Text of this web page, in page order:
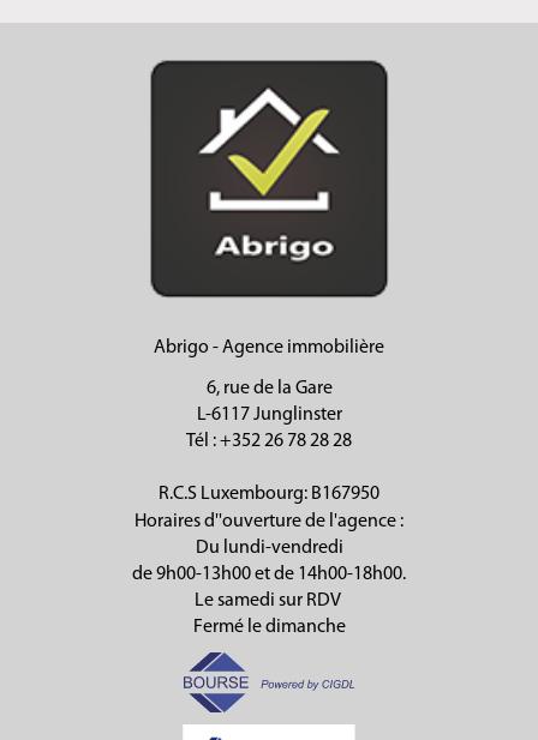
Abrigo - Agence immobilière
6, rue de la Gare
L-6117 Junglinster
Tél : +352 26 78 28 28
R.C.S Luxembourg: B167950
Horaires d''ouverture de l'agence :
Du lundi-vendredi
de 9h00-13h00 et de 14h00-18h00.
Le samedi sur RDV
Fermé le dimanche